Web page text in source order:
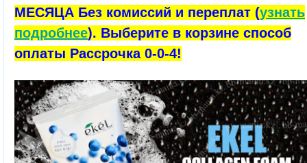
МЕСЯЦА Без комиссий и переплат (узнать
подробнее). Выберите в корзине способ
оплаты Рассрочка 0-0-4!